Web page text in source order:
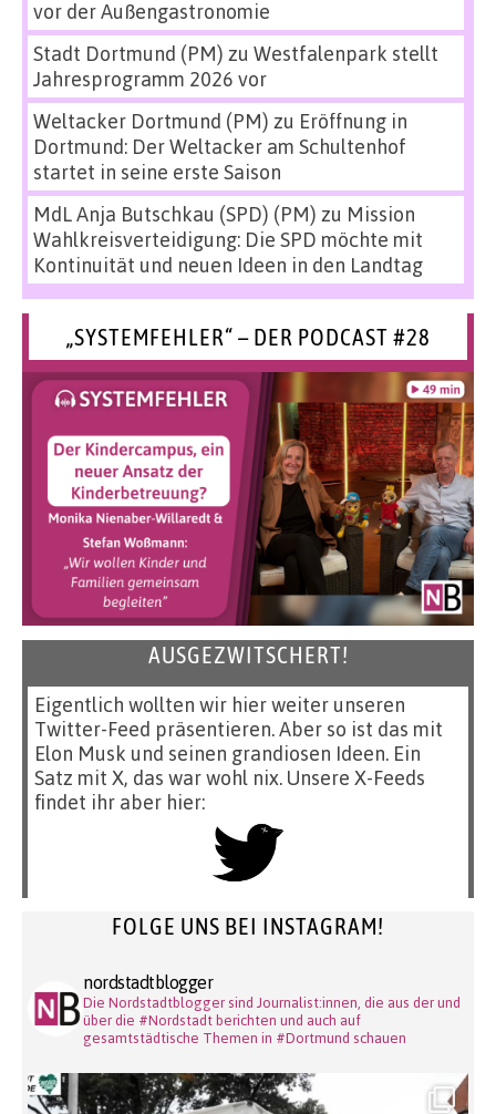
vor der Außengastronomie
Stadt Dortmund (PM) zu Westfalenpark stellt
Jahresprogramm 2026 vor
Weltacker Dortmund (PM) zu Eröffnung in
Dortmund: Der Weltacker am Schultenhof
startet in seine erste Saison
MdL Anja Butschkau (SPD) (PM) zu Mission
Wahlkreisverteidigung: Die SPD möchte mit
Kontinuität und neuen Ideen in den Landtag
„SYSTEMFEHLER“ – DER PODCAST #28
AUSGEZWITSCHERT!
Eigentlich wollten wir hier weiter unseren
Twitter-Feed präsentieren. Aber so ist das mit
Elon Musk und seinen grandiosen Ideen. Ein
Satz mit X, das war wohl nix. Unsere X-Feeds
findet ihr aber hier:
FOLGE UNS BEI INSTAGRAM!
nordstadtblogger
Die Nordstadtblogger sind Journalist:innen, die aus der und
über die #Nordstadt berichten und auch auf
gesamtstädtische Themen in #Dortmund schauen